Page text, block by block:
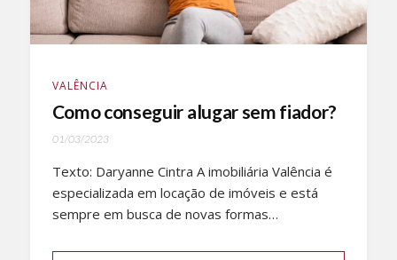
VALÊNCIA
Como conseguir alugar sem fiador?
01/03/2023
Texto: Daryanne Cintra A imobiliária Valência é
especializada em locação de imóveis e está
sempre em busca de novas formas…